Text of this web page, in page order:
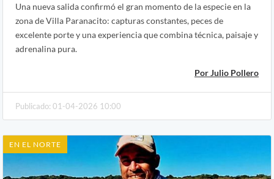
Una nueva salida confirmó el gran momento de la especie en la
zona de Villa Paranacito: capturas constantes, peces de
excelente porte y una experiencia que combina técnica, paisaje y
adrenalina pura.
Por Julio Pollero
Publicado: 01-04-2026 10:00
EN EL NORTE